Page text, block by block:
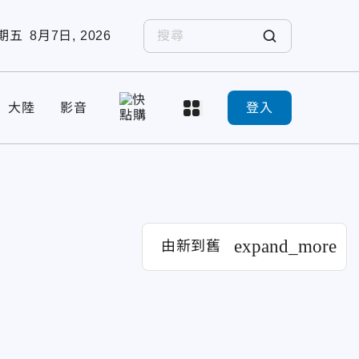
五 8月7日, 2026
大陸 影音 登入
由新到舊 expand_more